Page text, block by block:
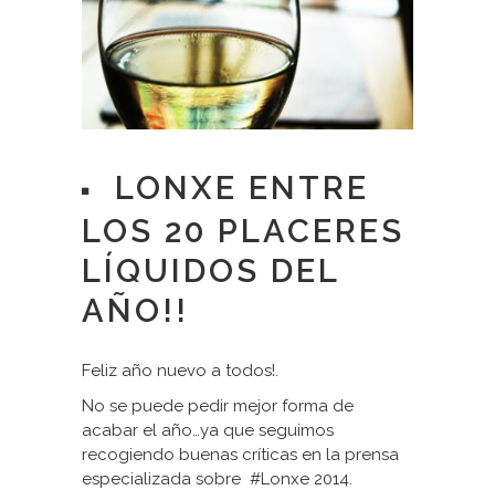
LONXE ENTRE
LOS 20 PLACERES
LÍQUIDOS DEL
AÑO!!
Feliz año nuevo a todos!.
No se puede pedir mejor forma de
acabar el año…ya que seguimos
recogiendo buenas críticas en la prensa
especializada sobre #Lonxe 2014.